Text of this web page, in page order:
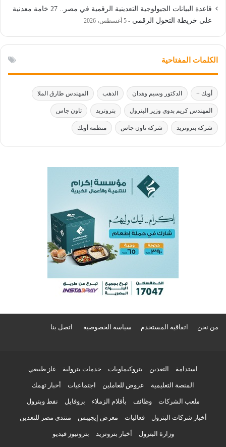
قاعدة البيانات الجيولوجية التعدينية الرقمية في مصر.. 27 خامة معدنية
على خريطة التحول الرقمي
5 أغسطس، 2026
الكلمات المفتاحية
أوبك + الدكتور وسيم وهدان الذهب المهندس طارق الملا
المهندس كريم بدوي وزير البترول بتروتريد تاون جاس
شركة بتروتريد شركة تاون جاس منظمة أوبك
من نحن اتفاقية المستخدم سياسة الخصوصية اتصل بنا
استدامة التعدين بتروكيماويات خدمات بترولية غاز طبيعي
المنصة التعليمية عروض للعاملين اجتماعيات أخبار تهمك
ملعب الشركات وظائف بأقلام الزملاء بروفايل نفط وبترول
أخبار شركات البترول فعاليات معرض إيجيبس منتدى مصر للتعدين
وزارة البترول أخبار بتروتريد بترونيوز فيديو